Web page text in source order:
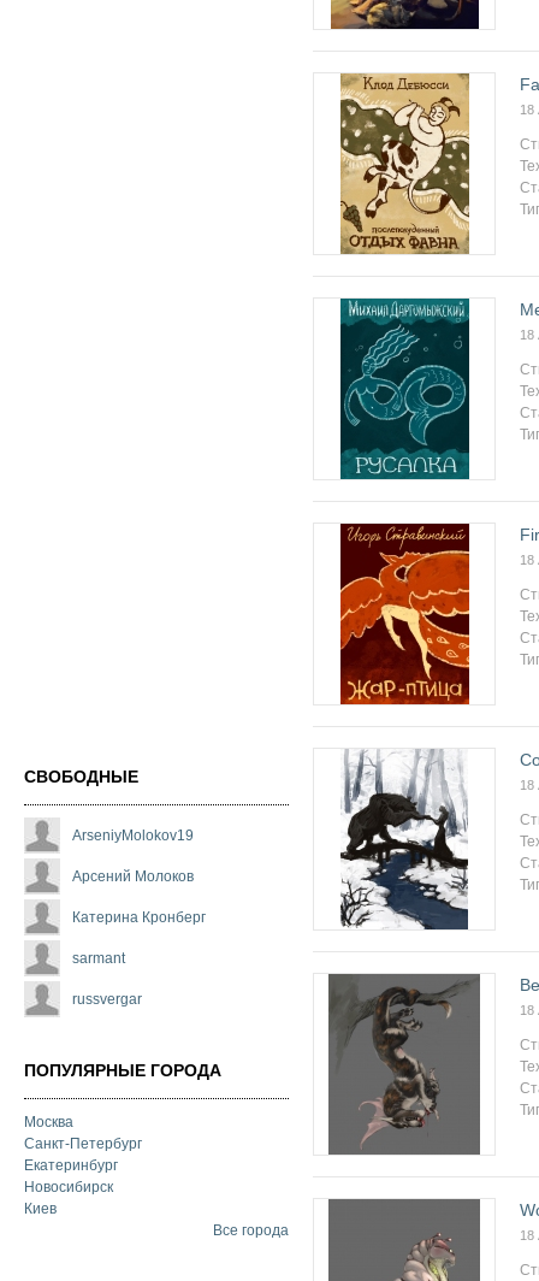
СВОБОДНЫЕ
ArseniyMolokov19
Арсений Молоков
Катерина Кронберг
sarmant
russvergar
ПОПУЛЯРНЫЕ ГОРОДА
Москва
Санкт-Петербург
Екатеринбург
Новосибирск
Киев
Все города
18
18
18
18
18
18